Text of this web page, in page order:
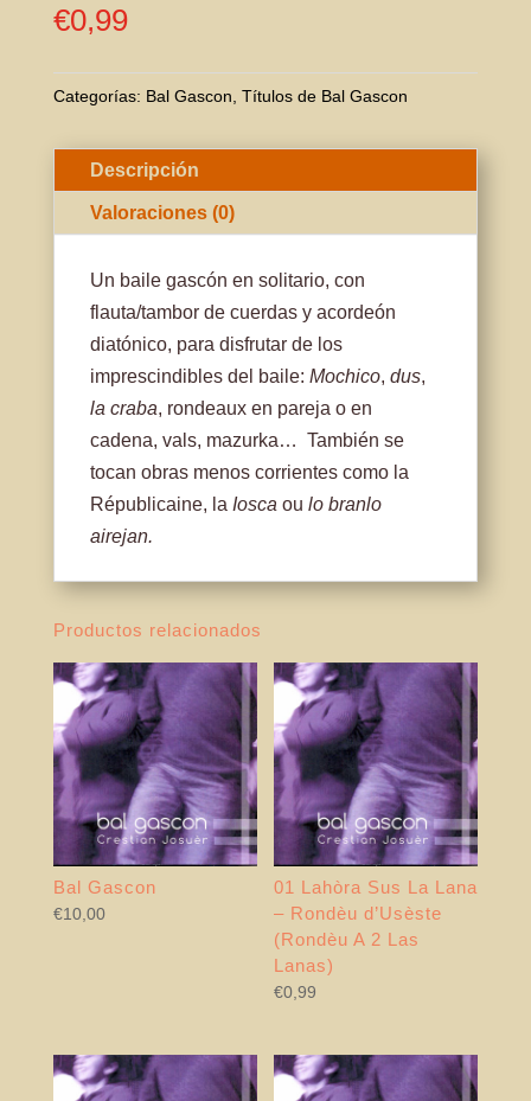
€0,99
Categorías: Bal Gascon Títulos de Bal Gascon
Descripción
Valoraciones (0)
Un baile gascón en solitario, con
flauta/tambor de cuerdas y acordeón
diatónico, para disfrutar de los
imprescindibles del baile: Mochico, dus,
la craba, rondeaux en pareja o en
cadena, vals, mazurka… También se
tocan obras menos corrientes como la
Républicaine, la Iosca ou lo branlo
airejan.
Productos relacionados
Bal Gascon
€10,00
01 Lahòra Sus La Lana
– Rondèu d’Usèste
(Rondèu A 2 Las
Lanas)
€0,99